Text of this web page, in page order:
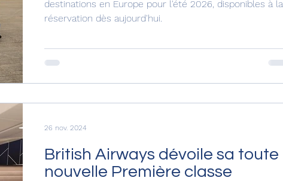
destinations en Europe pour l'été 2026, disponibles à la
réservation dès aujourd'hui.
British Airways dévoile sa toute
nouvelle Première classe
26 nov. 2024